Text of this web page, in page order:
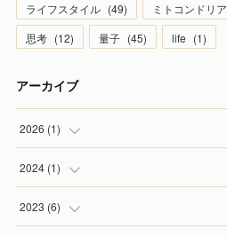
ライフスタイル (49) ミトコンドリア
思考 (12) 量子 (45) life (1)
アーカイブ
2026 (1)
( )
2024 (1)
( )
2023 (6)